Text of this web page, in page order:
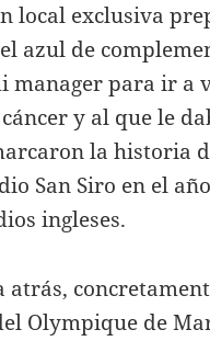
local exclusiva
azul de
manager para ir a
y al que le
la historia
San Siro en el
ingleses.
atrás,
Olympique de